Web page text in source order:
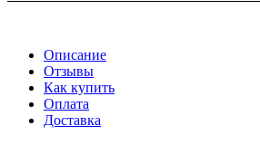
Описание
Отзывы
Как купить
Оплата
Доставка